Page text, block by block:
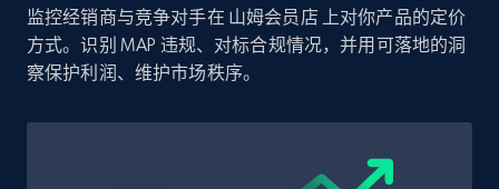
Title, Seller name, Brand, Description, Initial
price, Currency, Availability, Reviews count, and
more.
监控经销商与竞争对手在 山姆会员店 上对你产品的定价
方式。识别 MAP 违规、对标合规情况，并用可落地的洞
察保护利润、维护市场秩序。